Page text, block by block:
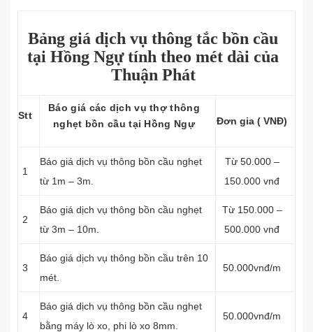
Bảng giá dịch vụ thông tắc bồn cầu
tại Hồng Ngự tính theo mét dài của
Thuận Phát
Stt
Báo giá các dịch vụ thợ thông
nghẹt bồn cầu tại Hồng Ngự
Đơn gia ( VNĐ)
1
Báo giá dịch vụ thông bồn cầu nghẹt
từ 1m – 3m.
Từ 50.000 –
150.000 vnđ
2
Báo giá dịch vụ thông bồn cầu nghẹt
từ 3m – 10m.
Từ 150.000 –
500.000 vnđ
3
Báo giá dịch vụ thông bồn cầu trên 10
mét.
50.000vnđ/m
4
Báo giá dịch vụ thông bồn cầu nghẹt
bằng máy lò xo, phi lò xo 8mm.
50.000vnđ/m